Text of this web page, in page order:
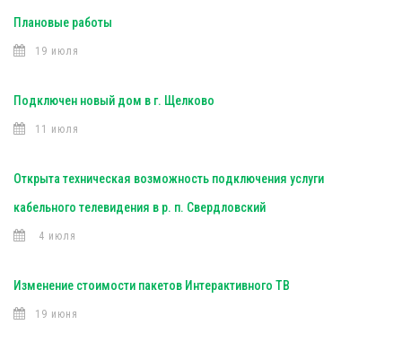
Плановые работы
19 июля
Подключен новый дом в г. Щелково
11 июля
Открыта техническая возможность подключения услуги
кабельного телевидения в р. п. Свердловский
4 июля
Изменение стоимости пакетов Интерактивного ТВ
19 июня